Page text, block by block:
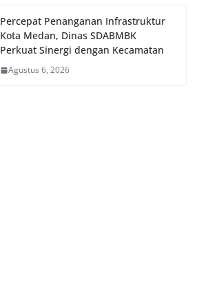
Percepat Penanganan Infrastruktur
Kota Medan, Dinas SDABMBK
Perkuat Sinergi dengan Kecamatan
Agustus 6, 2026